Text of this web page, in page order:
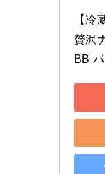
【冷
贅沢
BB